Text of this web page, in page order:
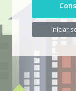
Iniciar